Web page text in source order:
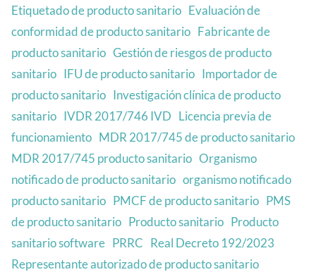
Etiquetado de producto sanitario Evaluación de
conformidad de producto sanitario Fabricante de
producto sanitario Gestión de riesgos de producto
sanitario IFU de producto sanitario Importador de
producto sanitario Investigación clínica de producto
sanitario IVDR 2017/746 IVD Licencia previa de
funcionamiento MDR 2017/745 de producto sanitario
MDR 2017/745 producto sanitario Organismo
notificado de producto sanitario organismo notificado
producto sanitario PMCF de producto sanitario PMS
de producto sanitario Producto sanitario Producto
sanitario software PRRC Real Decreto 192/2023
Representante autorizado de producto sanitario